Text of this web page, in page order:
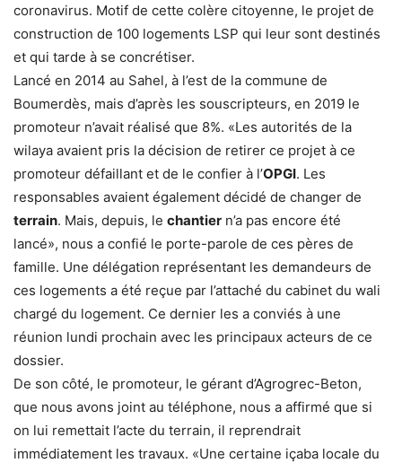
coronavirus. Motif de cette colère citoyenne, le projet de
construction de 100 logements LSP qui leur sont destinés
et qui tarde à se concrétiser.
Lancé en 2014 au Sahel, à l’est de la commune de
Boumerdès, mais d’après les souscripteurs, en 2019 le
promoteur n’avait réalisé que 8%. «Les autorités de la
wilaya avaient pris la décision de retirer ce projet à ce
promoteur défaillant et de le confier à l’OPGI. Les
responsables avaient également décidé de changer de
terrain. Mais, depuis, le chantier n’a pas encore été
lancé», nous a confié le porte-parole de ces pères de
famille. Une délégation représentant les demandeurs de
ces logements a été reçue par l’attaché du cabinet du wali
chargé du logement. Ce dernier les a conviés à une
réunion lundi prochain avec les principaux acteurs de ce
dossier.
De son côté, le promoteur, le gérant d’Agrogrec-Beton,
que nous avons joint au téléphone, nous a affirmé que si
on lui remettait l’acte du terrain, il reprendrait
immédiatement les travaux. «Une certaine içaba locale du